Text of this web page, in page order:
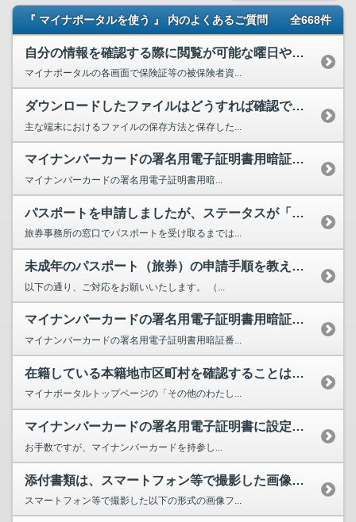
『 マイナポータルを使う 』 内のよくあるご質問 全668件
自分の情報を確認する際に閲覧が可能な曜日や時間帯の制限はありますか。
マイナポータルの各画面で保険証等の被保険者資...
ダウンロードしたファイルはどうすれば確認できますか。
主な端末におけるファイルの保存方法と保存した...
マイナンバーカードの署名用電子証明書用暗証番号（英数字6～16文字）を忘れてしまいました。どう...
マイナンバーカードの署名用電子証明書用暗...
パスポートを申請しましたが、ステータスが「処理中」のままです。いつステータスが更新され、パスポ...
旅券事務所の窓口でパスポートを受け取るまでは...
未成年のパスポート（旅券）の申請手順を教えてください。
以下の通り、ご対応をお願いいたします。 （...
マイナンバーカードの署名用電子証明書用暗証番号とは何でしょうか。
マイナンバーカードの署名用電子証明書用暗証番...
在籍している本籍地市区町村を確認することはできますか。
マイナポータルトップページの「その他のわたし...
マイナンバーカードの署名用電子証明書に設定したパスワード（英数字6～16文字）を忘れてしまった...
お手数ですが、マイナンバーカードを持参し...
添付書類は、スマートフォン等で撮影した画像ファイルでも問題ないでしょうか？
スマートフォン等で撮影した以下の形式の画像フ...